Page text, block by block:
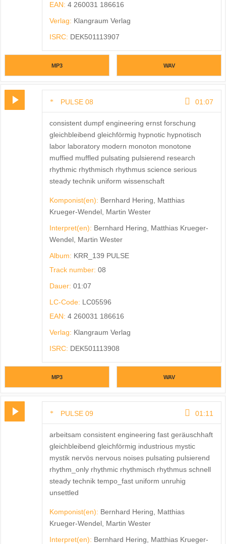
EAN: 4 260031 186616
Verlag: Klangraum Verlag
ISRC: DEK501113907
MP3 WAV
PULSE 08 01:07
consistent dumpf engineering ernst forschung
gleichbleibend gleichförmig hypnotic hypnotisch
labor laboratory modern monoton monotone
muffied muffled pulsating pulsierend research
rhythmic rhythmisch rhythmus science serious
steady technik uniform wissenschaft
Komponist(en): Bernhard Hering, Matthias
Krueger-Wendel, Martin Wester
Interpret(en): Bernhard Hering, Matthias Krueger-
Wendel, Martin Wester
Album: KRR_139 PULSE
Track number: 08
Dauer: 01:07
LC-Code: LC05596
EAN: 4 260031 186616
Verlag: Klangraum Verlag
ISRC: DEK501113908
MP3 WAV
PULSE 09 01:11
arbeitsam consistent engineering fast geräuschhaft
gleichbleibend gleichförmig industrious mystic
mystik nervös nervous noises pulsating pulsierend
rhythm_only rhythmic rhythmisch rhythmus schnell
steady technik tempo_fast uniform unruhig
unsettled
Komponist(en): Bernhard Hering, Matthias
Krueger-Wendel, Martin Wester
Interpret(en): Bernhard Hering, Matthias Krueger-